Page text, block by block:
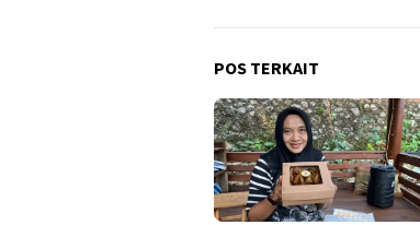
POS TERKAIT